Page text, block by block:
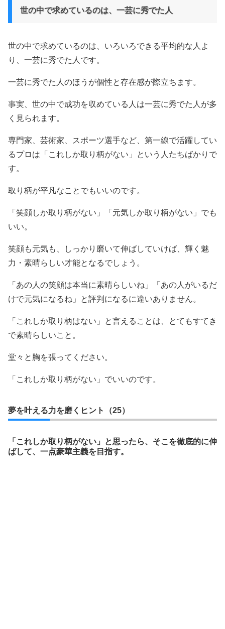
世の中で求めているのは、一芸に秀でた人
世の中で求めているのは、いろいろできる平均的な人よ
り、一芸に秀でた人です。
一芸に秀でた人のほうが個性と存在感が際立ちます。
事実、世の中で成功を収めている人は一芸に秀でた人が多
く見られます。
専門家、芸術家、スポーツ選手など、第一線で活躍してい
るプロは「これしか取り柄がない」という人たちばかりで
す。
取り柄が平凡なことでもいいのです。
「笑顔しか取り柄がない」「元気しか取り柄がない」でも
いい。
笑顔も元気も、しっかり磨いて伸ばしていけば、輝く魅
力・素晴らしい才能となるでしょう。
「あの人の笑顔は本当に素晴らしいね」「あの人がいるだ
けで元気になるね」と評判になるに違いありません。
「これしか取り柄はない」と言えることは、とてもすてき
で素晴らしいこと。
堂々と胸を張ってください。
「これしか取り柄がない」でいいのです。
夢を叶える力を磨くヒント（25）
「これしか取り柄がない」と思ったら、そこを徹底的に伸
ばして、一点豪華主義を目指す。